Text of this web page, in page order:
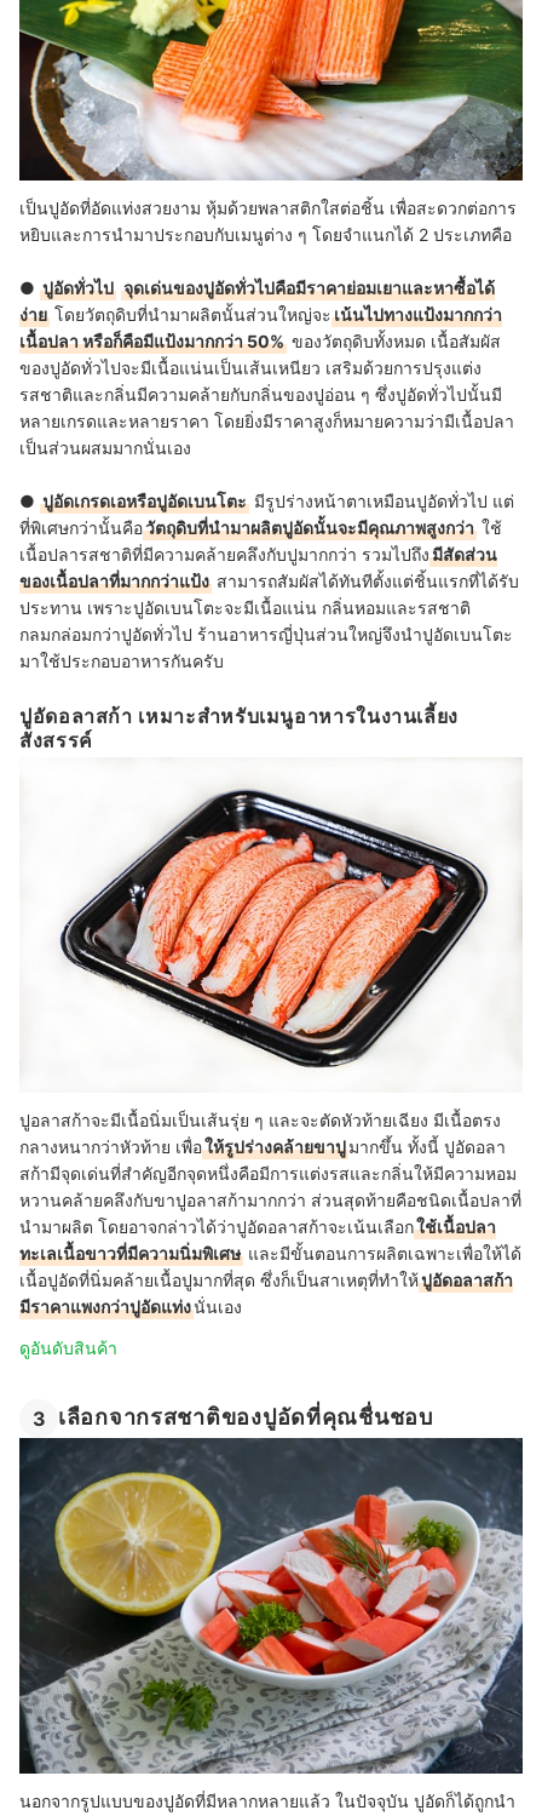
เป็นปูอัดที่อัดแท่งสวยงาม หุ้มด้วยพลาสติกใสต่อชิ้น เพื่อสะดวกต่อการ
หยิบและการนำมาประกอบกับเมนูต่าง ๆ โดยจำแนกได้ 2 ประเภทคือ
● ปูอัดทั่วไป จุดเด่นของปูอัดทั่วไปคือมีราคาย่อมเยาและหาซื้อได้
ง่าย โดยวัตถุดิบที่นำมาผลิตนั้นส่วนใหญ่จะเน้นไปทางแป้งมากกว่า
เนื้อปลา หรือก็คือมีแป้งมากกว่า 50% ของวัตถุดิบทั้งหมด เนื้อสัมผัส
ของปูอัดทั่วไปจะมีเนื้อแน่นเป็นเส้นเหนียว เสริมด้วยการปรุงแต่ง
รสชาติและกลิ่นมีความคล้ายกับกลิ่นของปูอ่อน ๆ ซึ่งปูอัดทั่วไปนั้นมี
หลายเกรดและหลายราคา โดยยิ่งมีราคาสูงก็หมายความว่ามีเนื้อปลา
เป็นส่วนผสมมากนั่นเอง
● ปูอัดเกรดเอหรือปูอัดเบนโตะ มีรูปร่างหน้าตาเหมือนปูอัดทั่วไป แต่
ที่พิเศษกว่านั้นคือวัตถุดิบที่นำมาผลิตปูอัดนั้นจะมีคุณภาพสูงกว่า ใช้
เนื้อปลารสชาติที่มีความคล้ายคลึงกับปูมากกว่า รวมไปถึงมีสัดส่วน
ของเนื้อปลาที่มากกว่าแป้ง สามารถสัมผัสได้ทันทีตั้งแต่ชิ้นแรกที่ได้รับ
ประทาน เพราะปูอัดเบนโตะจะมีเนื้อแน่น กลิ่นหอมและรสชาติ
กลมกล่อมกว่าปูอัดทั่วไป ร้านอาหารญี่ปุ่นส่วนใหญ่จึงนำปูอัดเบนโตะ
มาใช้ประกอบอาหารกันครับ
ปูอัดอลาสก้า เหมาะสำหรับเมนูอาหารในงานเลี้ยง
สังสรรค์
ปูอลาสก้าจะมีเนื้อนิ่มเป็นเส้นรุ่ย ๆ และจะตัดหัวท้ายเฉียง มีเนื้อตรง
กลางหนากว่าหัวท้าย เพื่อให้รูปร่างคล้ายขาปูมากขึ้น ทั้งนี้ ปูอัดอลา
สก้ามีจุดเด่นที่สำคัญอีกจุดหนึ่งคือมีการแต่งรสและกลิ่นให้มีความหอม
หวานคล้ายคลึงกับขาปูอลาสก้ามากกว่า ส่วนสุดท้ายคือชนิดเนื้อปลาที่
นำมาผลิต โดยอาจกล่าวได้ว่าปูอัดอลาสก้าจะเน้นเลือกใช้เนื้อปลา
ทะเลเนื้อขาวที่มีความนิ่มพิเศษ และมีขั้นตอนการผลิตเฉพาะเพื่อให้ได้
เนื้อปูอัดที่นิ่มคล้ายเนื้อปูมากที่สุด ซึ่งก็เป็นสาเหตุที่ทำให้ปูอัดอลาสก้า
มีราคาแพงกว่าปูอัดแท่งนั่นเอง
ดูอันดับสินค้า
3 เลือกจากรสชาติของปูอัดที่คุณชื่นชอบ
นอกจากรูปแบบของปูอัดที่มีหลากหลายแล้ว ในปัจจุบัน ปูอัดก็ได้ถูกนำ